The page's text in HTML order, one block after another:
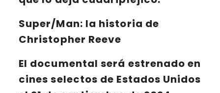
Super/Man: la historia de
Christopher Reeve
El documental será estrenado en
cines selectos de Estados Unidos